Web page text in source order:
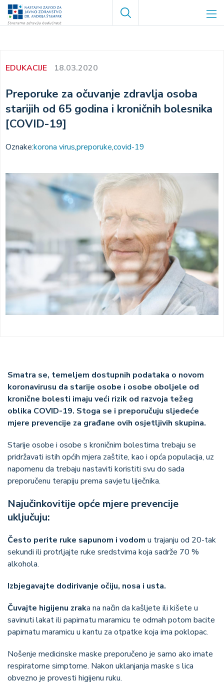
Skoči
Search
EDUKACIJE 18.03.2020
Preporuke za očuvanje zdravlja osoba
starijih od 65 godina i kroničnih bolesnika
[COVID-19]
Oznake:korona viruspreporukecovid-19
Smatra se, temeljem dostupnih podataka o novom
koronavirusu da starije osobe i osobe oboljele od
kronične bolesti imaju veći rizik od razvoja težeg
oblika COVID-19. Stoga se i preporučuju sljedeće
mjere prevencije za građane ovih osjetljivih skupina.
Starije osobe i osobe s kroničnim bolestima trebaju se
pridržavati istih općih mjera zaštite, kao i opća populacija, uz
napomenu da trebaju nastaviti koristiti svu do sada
preporučenu terapiju prema savjetu liječnika.
Najučinkovitije opće mjere prevencije
uključuju:
Često perite ruke sapunom i vodom u trajanju od 20-tak
sekundi ili protrljajte ruke sredstvima koja sadrže 70 %
alkohola.
Izbjegavajte dodirivanje očiju, nosa i usta.
Čuvajte higijenu zraka na način da kašljete ili kišete u
savinuti lakat ili papirnatu maramicu te odmah potom bacite
papirnatu maramicu u kantu za otpatke koja ima poklopac.
Nošenje medicinske maske preporučeno je samo ako imate
respiratorne simptome. Nakon uklanjanja maske s lica
obvezno je provesti higijenu ruku.